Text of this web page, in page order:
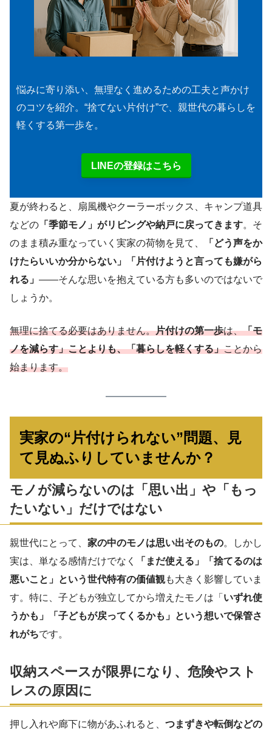
悩みに寄り添い、無理なく進めるための工夫と声かけ
のコツを紹介。“捨てない片付け”で、親世代の暮らしを
軽くする第一歩を。
LINEの登録はこちら
夏が終わると、扇風機やクーラーボックス、キャンプ道具
などの 「季節モノ」がリビングや納戸に戻ってきます。そ
のまま積み重なっていく実家の荷物を見て、
「どう声をか
けたらいいか分からない」「片付けようと言っても嫌がら
れる」 ――そんな思いを抱えている方も多いのではないで
しょうか。
無理に捨てる必要はありません。片付けの第一歩は、「モ
ノを減らす」ことよりも、「暮らしを軽くする」ことから
始まります。
実家の“片付けられない”問題、見
て見ぬふりしていませんか？
モノが減らないのは「思い出」や「もっ
たいない」だけではない
親世代にとって、 家の中のモノは思い出そのもの。しかし
実は、単なる感情だけでなく
「まだ使える」「捨てるのは
悪いこと」という世代特有の価値観も大きく影響していま
す。特に、子どもが独立してから増えたモノは「 いずれ使
うかも」「子どもが戻ってくるかも」という想いで保管さ
れがちです。
収納スペースが限界になり、危険やスト
レスの原因に
押し入れや廊下に物があふれると、 つまずきや転倒などの